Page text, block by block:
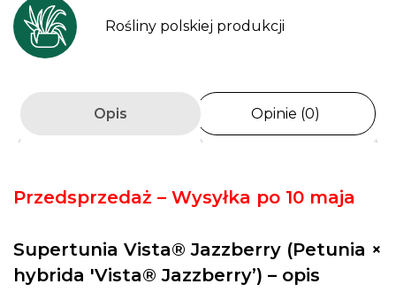
Rośliny polskiej produkcji
Opis Opinie (0)
Przedsprzedaż – Wysyłka po 10 maja
Supertunia Vista® Jazzberry (Petunia ×
hybrida 'Vista® Jazzberry’) – opis